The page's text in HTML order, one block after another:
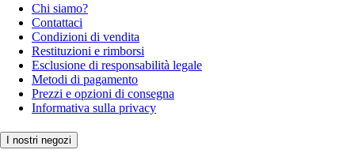
Chi siamo?
Contattaci
Condizioni di vendita
Restituzioni e rimborsi
Esclusione di responsabilità legale
Metodi di pagamento
Prezzi e opzioni di consegna
Informativa sulla privacy
I nostri negozi